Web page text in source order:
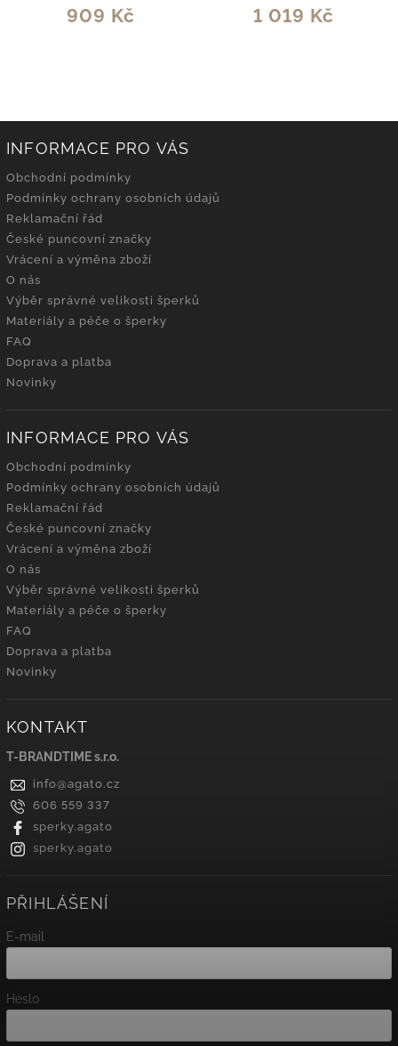
909 Kč 1 019 Kč
INFORMACE PRO VÁS
Obchodní podmínky
Podmínky ochrany osobních údajů
Reklamační řád
České puncovní značky
Vrácení a výměna zboží
O nás
Výběr správné velikosti šperků
Materiály a péče o šperky
FAQ
Doprava a platba
Novinky
INFORMACE PRO VÁS
Obchodní podmínky
Podmínky ochrany osobních údajů
Reklamační řád
České puncovní značky
Vrácení a výměna zboží
O nás
Výběr správné velikosti šperků
Materiály a péče o šperky
FAQ
Doprava a platba
Novinky
KONTAKT
T-BRANDTIME s.r.o.
info@agato.cz
606 559 337
sperky.agato
sperky.agato
PŘIHLÁŠENÍ
E-mail
Heslo